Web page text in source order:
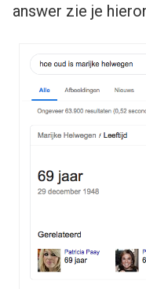
answer zie je